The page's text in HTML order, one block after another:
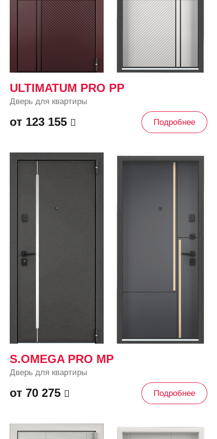
ULTIMATUM PRO PP
Дверь для квартиры
от 123 155 Подробнее
S.OMEGA PRO MP
Дверь для квартиры
от 70 275 Подробнее